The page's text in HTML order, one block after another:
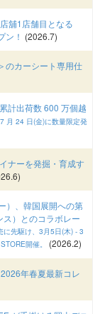
舖1店舗目となる
ン！ (2026.7)
のカーシート専用仕
計出荷数 600 万個越
月 24 日(金)に数量限定発
ナーを発掘・育成す
）、韓国展開への第
）とのコラボレー
に先駆け、3月5日(木) - 3
開催。
(2026.2)
年春夏最新コレ